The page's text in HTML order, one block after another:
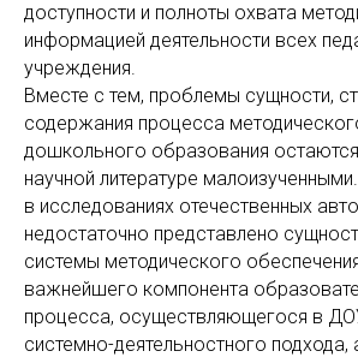
доступности и полноты охвата
информацией деятельности всех
учреждения.
Вместе с тем, проблемы сущности,
содержания процесса
дошкольного образования
научной литературе
в исследованиях отечественных
недостаточно представлено
системы методического
важнейшего компонента
процесса, осуществляющегося в
системно-деятельностного